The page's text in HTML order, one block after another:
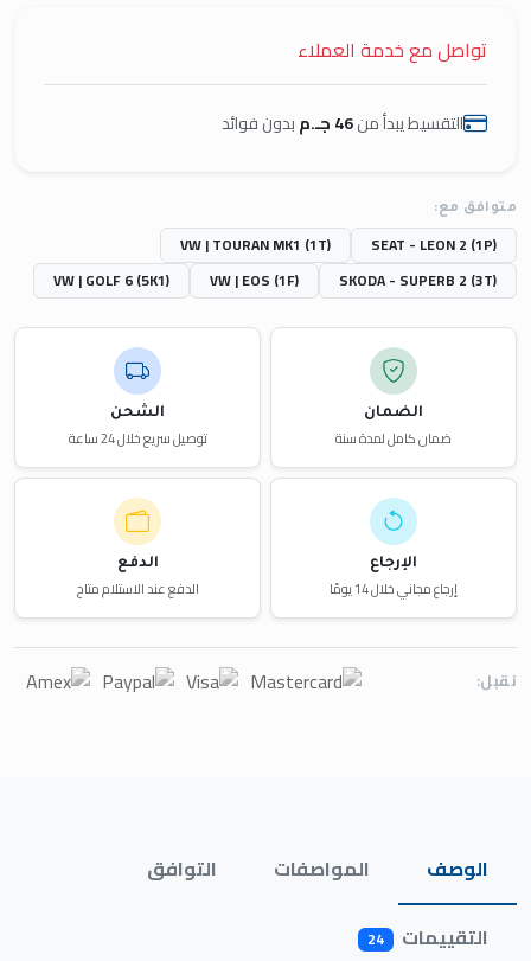
تواصل مع خدمة العملاء
التقسيط يبدأ من46 جـ.م بدون فوائد
متوافق مع:
SEAT - LEON 2 (1P)
VW | TOURAN MK1 (1T)
SKODA - SUPERB 2 (3T)
VW | EOS (1F)
VW | GOLF 6 (5K1)
الضمان
ضمان كامل لمدة سنة
الشحن
توصيل سريع خلال 24 ساعة
الإرجاع
إرجاع مجاني خلال 14 يومًا
الدفع
الدفع عند الاستلام متاح
نقبل:
الوصف المواصفات
التوافق
التقييمات
24